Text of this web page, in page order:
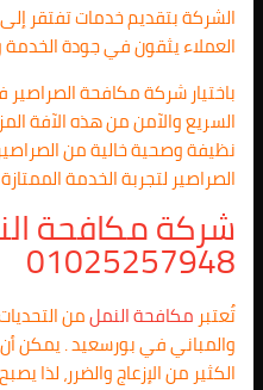
الشركة بتقديم خدمات تفتقر
العملاء يثقون في جودة الخدمة
باختيار شركة مكافحة
السريع والآمن من هذه الآفة
نظيفة وصحية خالية من
الصراصير لتجربة الخدمة
شركة مكافحة
01025257948
تُعتبر مكافحة النملمن
والمباني في بورسعيد . يمكن
الكثير من الإزعاج والضرر، لذا